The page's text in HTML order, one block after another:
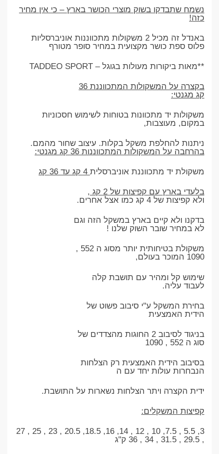
נשמח שתבדקו בשוק מוצרי הכושר בארץ – כי אין מחיר
כזה!
באנדל זה מכיל 2 משקולות מתכווננות אוניברסליות
פלוס ספת כושר מקצועית במחיר סופר מטורף
**מאות ביקורות מעולות בגוגל –TADDEO SPORT
בקצרה על המשקולות המתכווננת 36
קג מגנטי:
משקולות יד מתכוונות בטוחות לשימוש חסכוניות
במקום, מעוצבות,
ניתנות להחלפת משקל בקלות. עיצוב שחור מהמם.
בהרחבה על המשקולות המתכווננות 36 קג מגנטי:
משקולת יד מתכווננת אוניברסלית 4 קג עד 36 קג
בלעדי בארץ עם קפיצות של 2 קג
,
ולא קפיצות של 4 קג כמו אצל אחרים.
בדקנו ולא קיים בארץ במשקל הזה וגם
לא במחיר שובר השוק שלנו !
משקולת בטיחותית יותר מסוג ה 552 ,
1090 המוכר בעולם,
שימוש קל ומהיר עם תושבת קלה
לעבוד עליה.
בחירת המשקל ע"י סיבוב פשוט של
הידית האמצעית
בניגוד לסיבוב 2 החוגות מהצדדים של
סוג ה 552 , 1090
בסיבוב הידית האמצעית רק הצלחות
הנבחרות עולות יחד עם ה
ידית הקצרה ויתר הצלחות נשארות על התושבת.
קפיצות המשקלים:
3, 5.5 , 7.5, 10 , 12 , 14, 16, 18.5, 20.5 , 23 , 25 , 27
, 29.5 , 31.5 , 34 , 36 ק"ג